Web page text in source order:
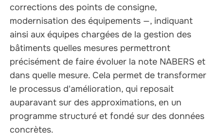
corrections des points de consigne,
modernisation des équipements —, indiquant
ainsi aux équipes chargées de la gestion des
bâtiments quelles mesures permettront
précisément de faire évoluer la note NABERS et
dans quelle mesure. Cela permet de transformer
le processus d'amélioration, qui reposait
auparavant sur des approximations, en un
programme structuré et fondé sur des données
concrètes.